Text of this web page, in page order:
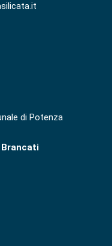
di Potenza
Brancati